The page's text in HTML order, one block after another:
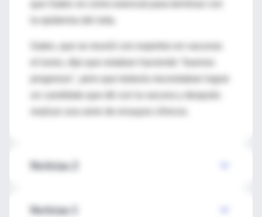
progresos", pero que todavía necesitaban lograr
realizar una serie de ensayos clínicos.
Noticias 2
Noticias 1